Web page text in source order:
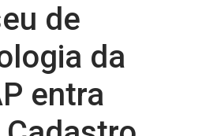
de
da
entra